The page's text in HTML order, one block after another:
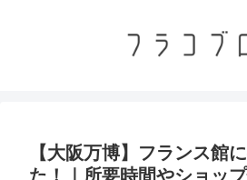
【大阪万博】フランス館
た！｜所要時間やショッ